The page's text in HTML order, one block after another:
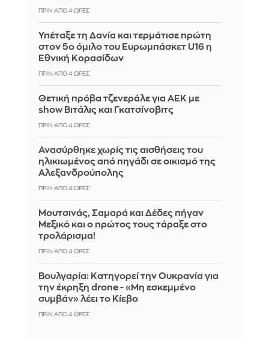
ΠΡΙΝ ΑΠΌ 4 ΏΡΕΣ
Υπέταξε τη Δανία και τερμάτισε πρώτη
στον 5ο όμιλο του Ευρωμπάσκετ U16 η
Εθνική Κορασίδων
ΠΡΙΝ ΑΠΌ 4 ΏΡΕΣ
Θετική πρόβα τζενεράλε για ΑΕΚ με
show Βιτάλις και Γκατσίνοβιτς
ΠΡΙΝ ΑΠΌ 4 ΏΡΕΣ
Ανασύρθηκε χωρίς τις αισθήσεις του
ηλικιωμένος από πηγάδι σε οικισμό της
Αλεξανδρούπολης
ΠΡΙΝ ΑΠΌ 4 ΏΡΕΣ
Μουτσινάς, Σαμαρά και Δέδες πήγαν
Μεξικό και ο πρώτος τους τάραξε στο
τρολάρισμα!
ΠΡΙΝ ΑΠΌ 4 ΏΡΕΣ
Βουλγαρία: Κατηγορεί την Ουκρανία για
την έκρηξη drone - «Μη εσκεμμένο
συμβάν» λέει το Κίεβο
ΠΡΙΝ ΑΠΌ 4 ΏΡΕΣ